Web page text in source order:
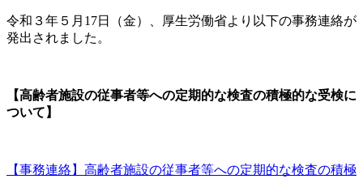
令和３年５月 17日（金）、厚生労働省より以下の事務連絡が
発出されました。
【高齢者施設の従事者等への定期的な検査の積極的な受検に
ついて】
【事務連絡】高齢者施設の従事者等への定期的な検査の積極